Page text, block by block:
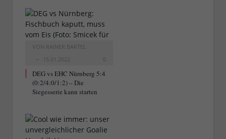
VON RAINER BARTEL
15.01.2022
0
DEG vs EHC Nürnberg 5:4
(0:2/4:0/1:2) – Die
Siegesserie kann starten